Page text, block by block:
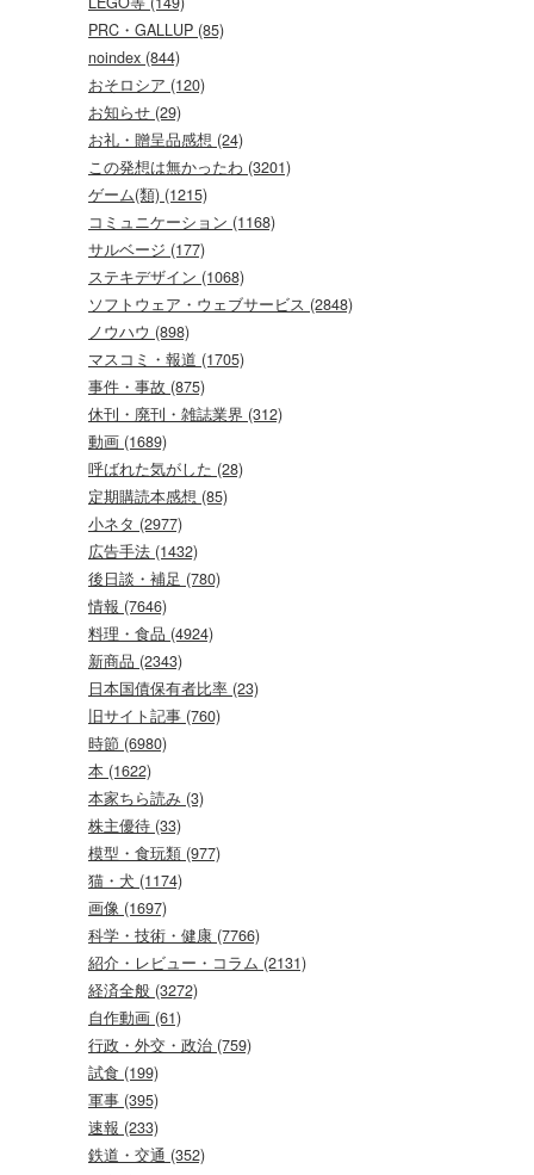
PRC・GALLUP (85)
noindex (844)
おそロシア (120)
お知らせ (29)
お礼・贈呈品感想 (24)
この発想は無かったわ (3201)
ゲーム(類) (1215)
コミュニケーション (1168)
サルベージ (177)
ステキデザイン (1068)
ソフトウェア・ウェブサービス (2848)
ノウハウ (898)
マスコミ・報道 (1705)
事件・事故 (875)
休刊・廃刊・雑誌業界 (312)
動画 (1689)
呼ばれた気がした (28)
定期購読本感想 (85)
小ネタ (2977)
広告手法 (1432)
後日談・補足 (780)
情報 (7646)
料理・食品 (4924)
新商品 (2343)
日本国債保有者比率 (23)
旧サイト記事 (760)
時節 (6980)
本 (1622)
本家ちら読み (3)
株主優待 (33)
模型・食玩類 (977)
猫・犬 (1174)
画像 (1697)
科学・技術・健康 (7766)
紹介・レビュー・コラム (2131)
経済全般 (3272)
自作動画 (61)
行政・外交・政治 (759)
試食 (199)
軍事 (395)
速報 (233)
鉄道・交通 (352)